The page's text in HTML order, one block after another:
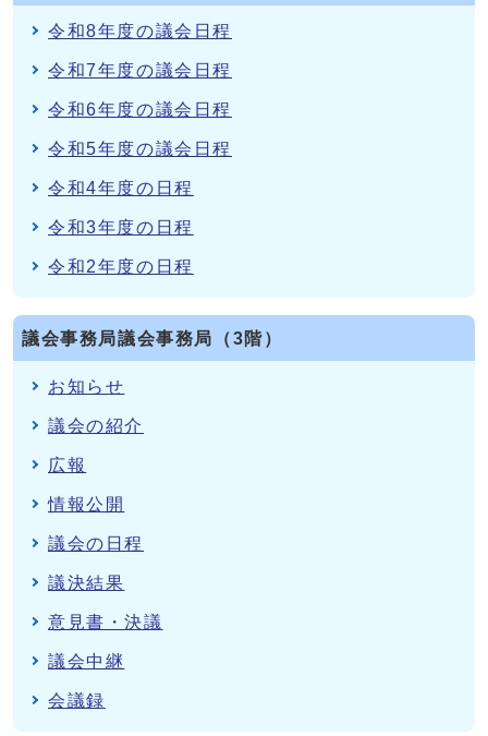
令和8年度の議会日程
令和7年度の議会日程
令和6年度の議会日程
令和5年度の議会日程
令和4年度の日程
令和3年度の日程
令和2年度の日程
議会事務局議会事務局（3階）
お知らせ
議会の紹介
広報
情報公開
議会の日程
議決結果
意見書・決議
議会中継
会議録